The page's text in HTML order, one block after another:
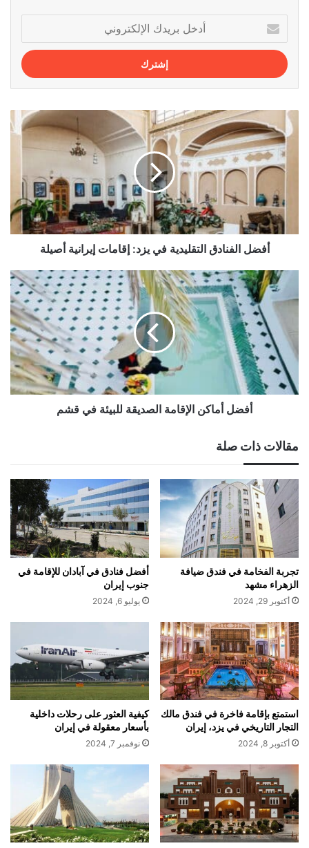
بريدك
الإلكتروني
أفضل
الفنادق
التقليدية
يزد:
إقامات
إيرانية
أصيلة
أفضل الفنادق التقليدية في يزد: إقامات إيرانية أصيلة
أفضل
أماكن
الإقامة
الصديقة
للبيئة
في
قشم
أفضل أماكن الإقامة الصديقة للبيئة في قشم
مقالات ذات صلة
تجربة الفخامة في فندق ضيافة
الزهراء مشهد
أكتوبر 29, 2024
أفضل فنادق في آبادان للإقامة في
جنوب إيران
يوليو 6, 2024
استمتع بإقامة فاخرة في فندق مالك
التجار التاريخي في يزد، إيران
أكتوبر 8, 2024
كيفية العثور على رحلات داخلية
بأسعار معقولة في إيران
نوفمبر 7, 2024